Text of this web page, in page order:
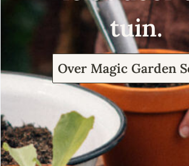
tuin.
Over Magic Garden